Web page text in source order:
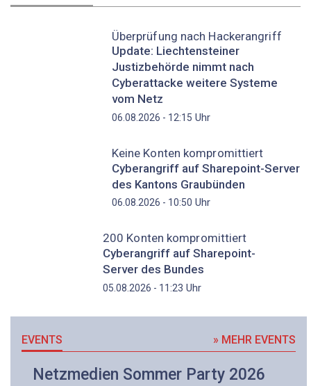
Überprüfung nach Hackerangriff
Update: Liechtensteiner
Justizbehörde nimmt nach
Cyberattacke weitere Systeme
vom Netz
06.08.2026 - 12:15 Uhr
Keine Konten kompromittiert
Cyberangriff auf Sharepoint-Server
des Kantons Graubünden
06.08.2026 - 10:50 Uhr
200 Konten kompromittiert
Cyberangriff auf Sharepoint-
Server des Bundes
05.08.2026 - 11:23 Uhr
EVENTS » MEHR EVENTS
Netzmedien Sommer Party 2026